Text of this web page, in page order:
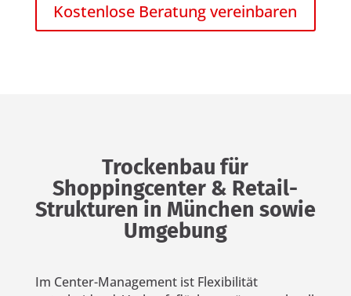
Kostenlose Beratung vereinbaren
Trockenbau für
Shoppingcenter & Retail-
Strukturen in München sowie
Umgebung
Im Center-Management ist Flexibilität